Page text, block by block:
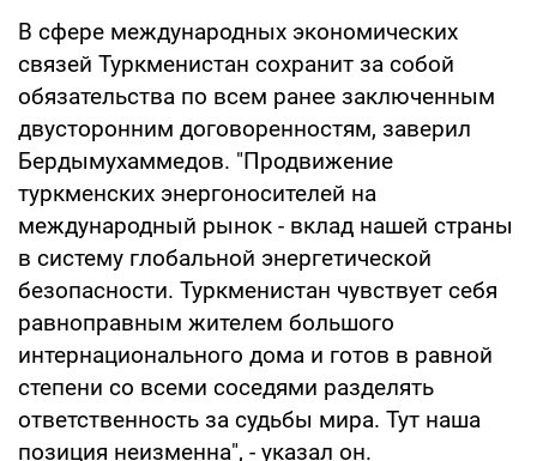
В сфере международных экономических
связей Туркменистан сохранит за собой
обязательства по всем ранее заключенным
двусторонним договоренностям, заверил
Бердымухаммедов. "Продвижение
туркменских энергоносителей на
международный рынок - вклад нашей страны
в систему глобальной энергетической
безопасности. Туркменистан чувствует себя
равноправным жителем большого
интернационального дома и готов в равной
степени со всеми соседями разделять
ответственность за судьбы мира. Тут наша
позиция неизменна", - указал он.